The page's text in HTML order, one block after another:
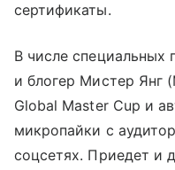
сертификаты.
В числе специальных
и блогер Мистер Янг
Global Master Cup и
микропайки с
соцсетях. Приедет и